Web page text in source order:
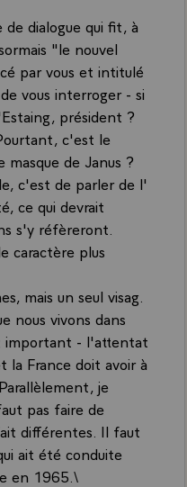
dialogue qui fit, à
"le nouvel
par vous et intitulé
vous interroger - si
président ?
c'est le
masque de Janus ?
c'est de parler de l'
ce qui devrait
s'y réfèreront.
caractère plus
mais un seul visag.
nous vivons dans
important - l'attentat
France doit avoir à
je
pas faire de
différentes. Il faut
ait été conduite
en 1965.\